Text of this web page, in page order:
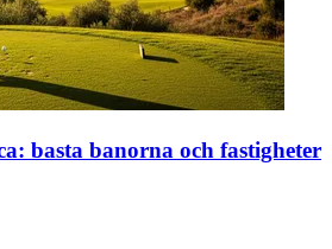
basta banorna och fastigheter